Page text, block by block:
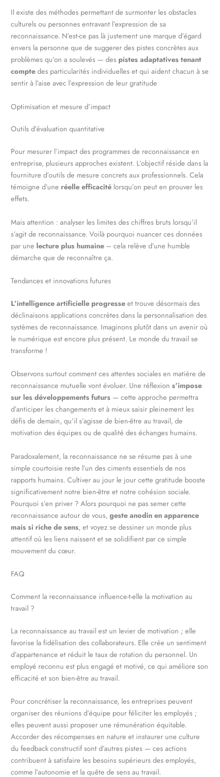
Il existe des méthodes permettant de surmonter les obstacles
culturels ou personnes entravant l’expression de sa
reconnaissance. N’est-ce pas là justement une marque d’égard
envers la personne que de suggerer des pistes concrètes aux
problèmes qu’on a soulevés — des pistes adaptatives tenant
comptedes particularités individuelles et qui aident chacun à se
sentir à l’aise avec l’expression de leur gratitude
Optimisation et mesure d’impact
Outils d’évaluation quantitative
Pour mesurer l’impact des programmes de reconnaissance en
entreprise, plusieurs approches existent. L’objectif réside dans la
fourniture d’outils de mesure concrets aux professionnels. Cela
témoigne d’une réelle efficacité lorsqu’on peut en prouver les
effets.
Mais attention : analyser les limites des chiffres bruts lorsqu’il
s’agit de reconnaissance. Voilà pourquoi nuancer ces données
par une lecture plus humaine – cela relève d’une humble
démarche que de reconnaître ça.
Tendances et innovations futures
L’intelligence artificielle progresseet trouve désormais des
déclinaisons applications concrètes dans la personnalisation des
systèmes de reconnaissance. Imaginons plutôt dans un avenir où
le numérique est encore plus présent. Le monde du travail se
transforme !
Observons surtout comment ces attentes sociales en matière de
reconnaissance mutuelle vont évoluer. Une réflexions’impose
sur les développements futurs — cette approche permettra
d’anticiper les changements et à mieux saisir pleinement les
défis de demain, qu’il s’agisse de bien-être au travail, de
motivation des équipes ou de qualité des échanges humains.
Paradoxalement, la reconnaissance ne se résume pas à une
simple courtoisie reste l’un des ciments essentiels de nos
rapports humains. Cultiver au jour le jour cette gratitude booste
significativement notre bien-être et notre cohésion sociale.
Pourquoi s’en priver ? Alors pourquoi ne pas semer cette
reconnaissance autour de vous,geste anodin en apparence
mais si riche de sens, et voyez se dessiner un monde plus
attentif où les liens naissent et se solidifient par ce simple
mouvement du cœur.
FAQ
Comment la reconnaissance influence-t-elle la motivation au
travail ?
La reconnaissance au travail est un levier de motivation ; elle
favorise la fidélisation des collaborateurs. Elle crée un sentiment
d’appartenance et réduit le taux de rotation du personnel. Un
employé reconnu est plus engagé et motivé, ce qui améliore son
efficacité et son bien-être au travail.
Pour concrétiser la reconnaissance, les entreprises peuvent
organiser des réunions d’équipe pour féliciter les employés ;
elles peuvent aussi proposer une rémunération équitable.
Accorder des récompenses en nature et instaurer une culture
du feedback constructif sont d’autres pistes — ces actions
contribuent à satisfaire les besoins supérieurs des employés,
comme l’autonomie et la quête de sens au travail.